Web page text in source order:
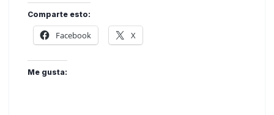
Comparte esto:
Facebook X
Me gusta: